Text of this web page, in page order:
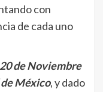
con
de cada uno
20 de Noviembre
México, y dado